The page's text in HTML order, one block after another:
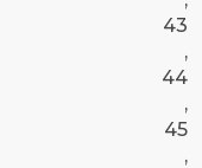
43
,
44
,
45
,